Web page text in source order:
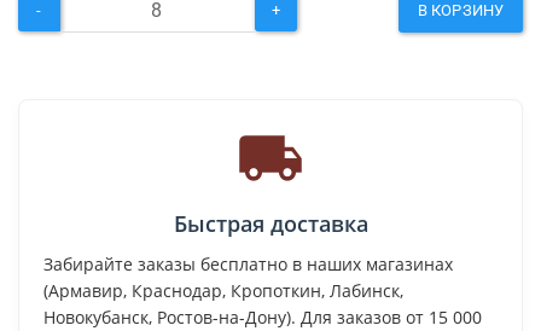
- + В КОРЗИНУ
Быстрая доставка
Забирайте заказы бесплатно в наших магазинах
(Армавир, Краснодар, Кропоткин, Лабинск,
Новокубанск, Ростов-на-Дону). Для заказов от 15 000